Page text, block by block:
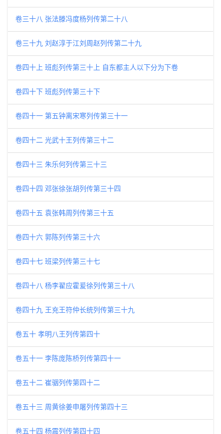
卷三十八 张法滕冯度杨列传第二十八
卷三十九 刘赵淳于江刘周赵列传第二十九
卷四十上 班彪列传第三十上 自东都主人以下分为下卷
卷四十下 班彪列传第三十下
卷四十一 第五钟离宋寒列传第三十一
卷四十二 光武十王列传第三十二
卷四十三 朱乐何列传第三十三
卷四十四 邓张徐张胡列传第三十四
卷四十五 袁张韩周列传第三十五
卷四十六 郭陈列传第三十六
卷四十七 班梁列传第三十七
卷四十八 杨李翟应霍爰徐列传第三十八
卷四十九 王充王符仲长统列传第三十九
卷五十 孝明八王列传第四十
卷五十一 李陈庞陈桥列传第四十一
卷五十二 崔骃列传第四十二
卷五十三 周黄徐姜申屠列传第四十三
卷五十四 杨震列传第四十四